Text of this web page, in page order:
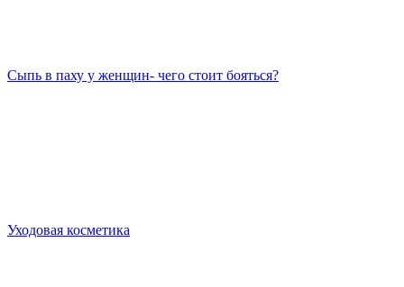
Сыпь в паху у женщин- чего стоит бояться?
Уходовая косметика